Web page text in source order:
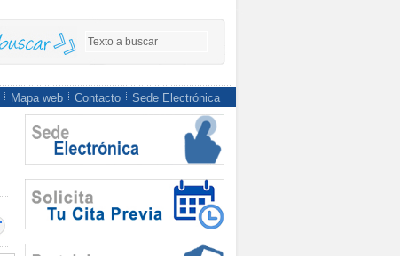
Mapa web Contacto Sede Electrónica